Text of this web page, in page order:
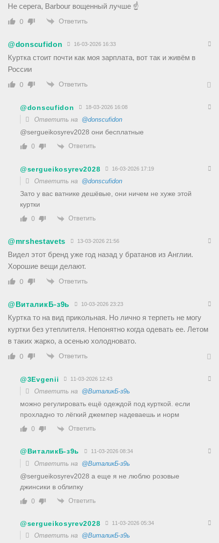
Не серега, Barbour вощенный лучше ☝️
0 Ответить
@donscufidon 16-03-2026 16:33
Куртка стоит почти как моя зарплата, вот так и живём в
России
0 Ответить
@donscufidon 18-03-2026 16:08
Ответить на @donscufidon
@sergueikosyrev2028 они бесплатные
0 Ответить
@sergueikosyrev2028 16-03-2026 17:19
Ответить на @donscufidon
Зато у вас ватнике дешёвые, они ничем не хуже этой
куртки
0 Ответить
@mrshestavets 13-03-2026 21:56
Видел этот бренд уже год назад у братанов из Англии.
Хорошие вещи делают.
0 Ответить
@ВиталикБ-з9ь 10-03-2026 23:23
Куртка то на вид прикольная. Но лично я терпеть не могу
куртки без утеплителя. Непонятно когда одевать ее. Летом
в таких жарко, а осенью холодновато.
0 Ответить
@3Evgenii 11-03-2026 12:43
Ответить на @ВиталикБ-з9ь
можно регулировать ещё одеждой под курткой. если
прохладно то лёгкий джемпер надеваешь и норм
0 Ответить
@ВиталикБ-з9ь 11-03-2026 08:34
Ответить на @ВиталикБ-з9ь
​@sergueikosyrev2028 а еще я не люблю розовые
джинсики в облипку
0 Ответить
@sergueikosyrev2028 11-03-2026 05:34
Ответить на @ВиталикБ-з9ь